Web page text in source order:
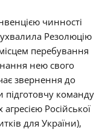
чинності
Резолюцію
перебування
нею свого
звернення до
команду
Російської
для України),